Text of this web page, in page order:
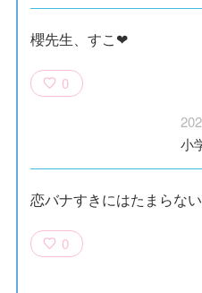
櫻先生、すこ❤
0
小
恋バナすきにはたまらない
0